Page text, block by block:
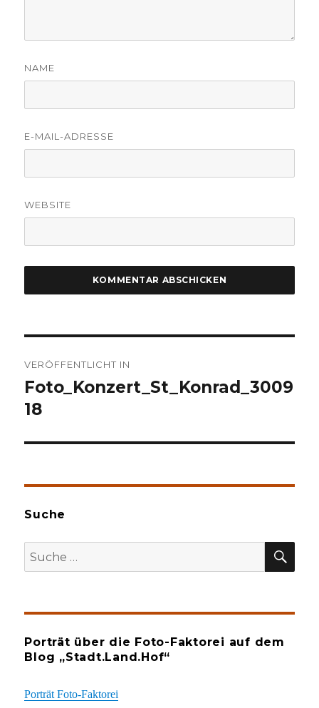
NAME
E-MAIL-ADRESSE
WEBSITE
VERÖFFENTLICHT IN
Foto_Konzert_St_Konrad_3009
18
Suche
Suche
nach:
Porträt über die Foto-Faktorei auf dem
Blog „Stadt.Land.Hof“
Porträt Foto-Faktorei